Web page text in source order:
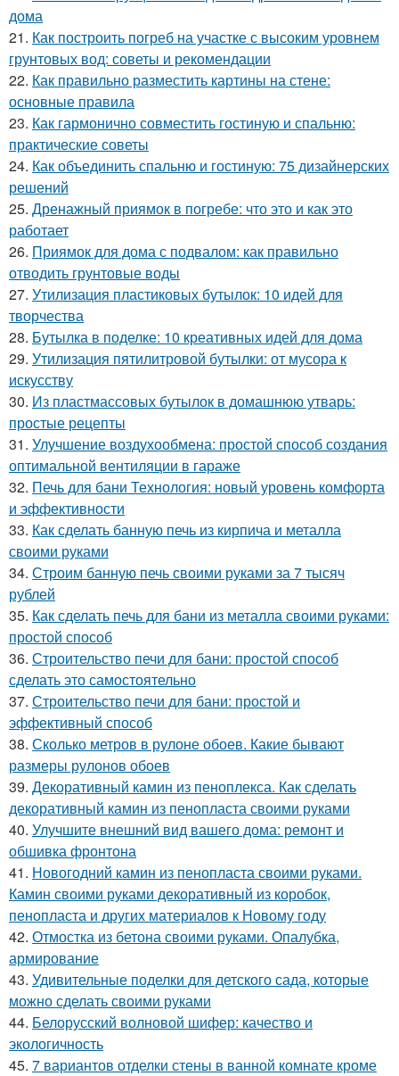
дома
21. Как построить погреб на участке с высоким уровнем
грунтовых вод: советы и рекомендации
22. Как правильно разместить картины на стене:
основные правила
23. Как гармонично совместить гостиную и спальню:
практические советы
24. Как объединить спальню и гостиную: 75 дизайнерских
решений
25. Дренажный приямок в погребе: что это и как это
работает
26. Приямок для дома с подвалом: как правильно
отводить грунтовые воды
27. Утилизация пластиковых бутылок: 10 идей для
творчества
28. Бутылка в поделке: 10 креативных идей для дома
29. Утилизация пятилитровой бутылки: от мусора к
искусству
30. Из пластмассовых бутылок в домашнюю утварь:
простые рецепты
31. Улучшение воздухообмена: простой способ создания
оптимальной вентиляции в гараже
32. Печь для бани Технология: новый уровень комфорта
и эффективности
33. Как сделать банную печь из кирпича и металла
своими руками
34. Строим банную печь своими руками за 7 тысяч
рублей
35. Как сделать печь для бани из металла своими руками:
простой способ
36. Строительство печи для бани: простой способ
сделать это самостоятельно
37. Строительство печи для бани: простой и
эффективный способ
38. Сколько метров в рулоне обоев. Какие бывают
размеры рулонов обоев
39. Декоративный камин из пеноплекса. Как сделать
декоративный камин из пенопласта своими руками
40. Улучшите внешний вид вашего дома: ремонт и
обшивка фронтона
41. Новогодний камин из пенопласта своими руками.
Камин своими руками декоративный из коробок,
пенопласта и других материалов к Новому году
42. Отмостка из бетона своими руками. Опалубка,
армирование
43. Удивительные поделки для детского сада, которые
можно сделать своими руками
44. Белорусский волновой шифер: качество и
экологичность
45. 7 вариантов отделки стены в ванной комнате кроме